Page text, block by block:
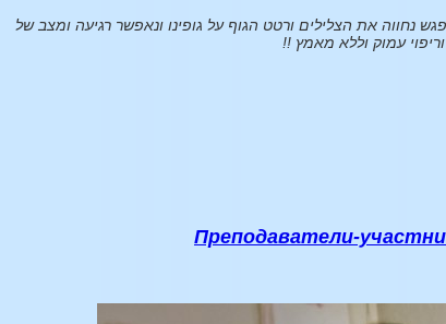
נחווה את הצלילים ורטט הגוף על גופינו ונאפשר רגיעה ומצב של
עמוק וללא מאמץ !!
Преподаватели-